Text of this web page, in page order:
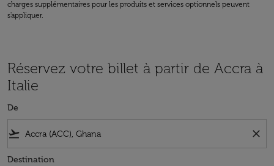
charges supplémentaires pour les produits et services optionnels peuvent
s'appliquer.
Réservez votre billet à partir de Accra à
Italie
De
flight_takeoff close
Destination